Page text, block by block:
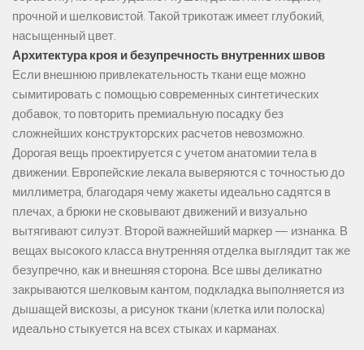
прочной и шелковистой. Такой трикотаж имеет глубокий,
насыщенный цвет.
Архитектура кроя и безупречность внутренних швов
Если внешнюю привлекательность ткани еще можно
сымитировать с помощью современных синтетических
добавок, то повторить премиальную посадку без
сложнейших конструкторских расчетов невозможно.
Дорогая вещь проектируется с учетом анатомии тела в
движении. Европейские лекала выверяются с точностью до
миллиметра, благодаря чему жакеты идеально садятся в
плечах, а брюки не сковывают движений и визуально
вытягивают силуэт. Второй важнейший маркер — изнанка. В
вещах высокого класса внутренняя отделка выглядит так же
безупречно, как и внешняя сторона. Все швы деликатно
закрываются шелковым кантом, подкладка выполняется из
дышащей вискозы, а рисунок ткани (клетка или полоска)
идеально стыкуется на всех стыках и карманах.